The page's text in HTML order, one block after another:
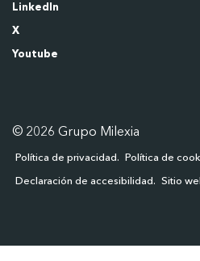
LinkedIn
X
Youtube
© 2026 Grupo Milexia
Política de privacidad Política de
Declaración de accesibilidad Sitio